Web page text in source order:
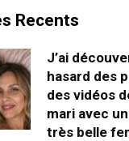
Recents
J’ai
hasard des
des vidéos
mari avec
très belle